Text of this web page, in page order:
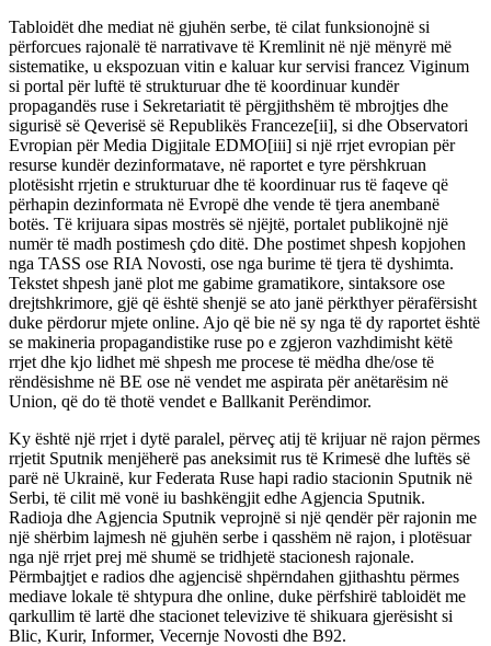
Tabloidët dhe mediat në gjuhën serbe, të cilat funksionojnë si
përforcues rajonalë të narrativave të Kremlinit në një mënyrë më
sistematike, u ekspozuan vitin e kaluar kur servisi francez Viginum
si portal për luftë të strukturuar dhe të koordinuar kundër
propagandës ruse i Sekretariatit të përgjithshëm të mbrojtjes dhe
sigurisë së Qeverisë së Republikës Franceze[ii], si dhe Observatori
Evropian për Media Digjitale EDMO[iii] si një rrjet evropian për
resurse kundër dezinformatave, në raportet e tyre përshkruan
plotësisht rrjetin e strukturuar dhe të koordinuar rus të faqeve që
përhapin dezinformata në Evropë dhe vende të tjera anembanë
botës. Të krijuara sipas mostrës së njëjtë, portalet publikojnë një
numër të madh postimesh çdo ditë. Dhe postimet shpesh kopjohen
nga TASS ose RIA Novosti, ose nga burime të tjera të dyshimta.
Tekstet shpesh janë plot me gabime gramatikore, sintaksore ose
drejtshkrimore, gjë që është shenjë se ato janë përkthyer përafërsisht
duke përdorur mjete online. Ajo që bie në sy nga të dy raportet është
se makineria propagandistike ruse po e zgjeron vazhdimisht këtë
rrjet dhe kjo lidhet më shpesh me procese të mëdha dhe/ose të
rëndësishme në BE ose në vendet me aspirata për anëtarësim në
Union, që do të thotë vendet e Ballkanit Perëndimor.
Ky është një rrjet i dytë paralel, përveç atij të krijuar në rajon përmes
rrjetit Sputnik menjëherë pas aneksimit rus të Krimesë dhe luftës së
parë në Ukrainë, kur Federata Ruse hapi radio stacionin Sputnik në
Serbi, të cilit më vonë iu bashkëngjit edhe Agjencia Sputnik.
Radioja dhe Agjencia Sputnik veprojnë si një qendër për rajonin me
një shërbim lajmesh në gjuhën serbe i qasshëm në rajon, i plotësuar
nga një rrjet prej më shumë se tridhjetë stacionesh rajonale.
Përmbajtjet e radios dhe agjencisë shpërndahen gjithashtu përmes
mediave lokale të shtypura dhe online, duke përfshirë tabloidët me
qarkullim të lartë dhe stacionet televizive të shikuara gjerësisht si
Blic, Kurir, Informer, Vecernje Novosti dhe B92.